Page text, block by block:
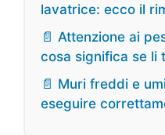
lavatrice: ecco il
📄 Attenzione ai
cosa significa se li
📄 Muri freddi e
eseguire